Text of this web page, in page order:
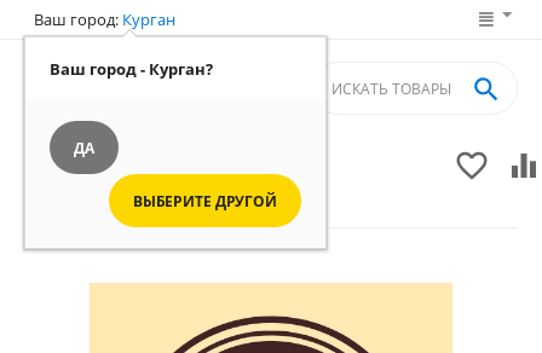
Ваш город: Курган
Ваш город - Курган?
ДА
ВЫБЕРИТЕ ДРУГОЙ
 

Вы смотрите магазин продавца: